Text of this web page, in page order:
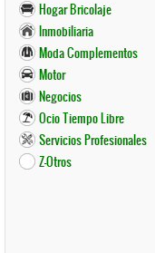
Hogar Bricolaje
Inmobiliaria
Moda Complementos
Motor
Negocios
Ocio Tiempo Libre
Servicios Profesionales
Z-Otros